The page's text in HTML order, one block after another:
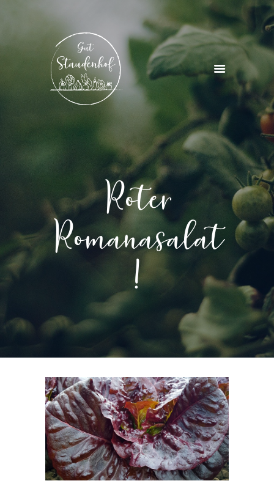
Roter
Romanasalat
!
STARTSEITE
ÜBER UNS
PROJEKTE & KURSE
KONTAKT